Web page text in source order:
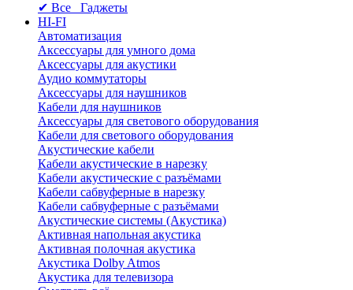
✔ Все Гаджеты
HI-FI
Автоматизация
Аксессуары для умного дома
Аксессуары для акустики
Аудио коммутаторы
Аксессуары для наушников
Кабели для наушников
Аксессуары для светового оборудования
Кабели для светового оборудования
Акустические кабели
Кабели акустические в нарезку
Кабели акустические с разъёмами
Кабели сабвуферные в нарезку
Кабели сабвуферные с разъёмами
Акустические системы (Акустика)
Активная напольная акустика
Активная полочная акустика
Акустика Dolby Atmos
Акустика для телевизора